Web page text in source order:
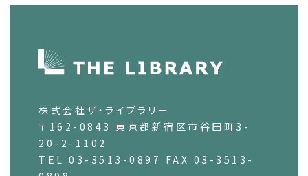
株式会社ザ・ライブラリー
〒162-0843 東京都新宿区市谷田町3-
20-2-1102
TEL 03-3513-0897 FAX 03-3513-